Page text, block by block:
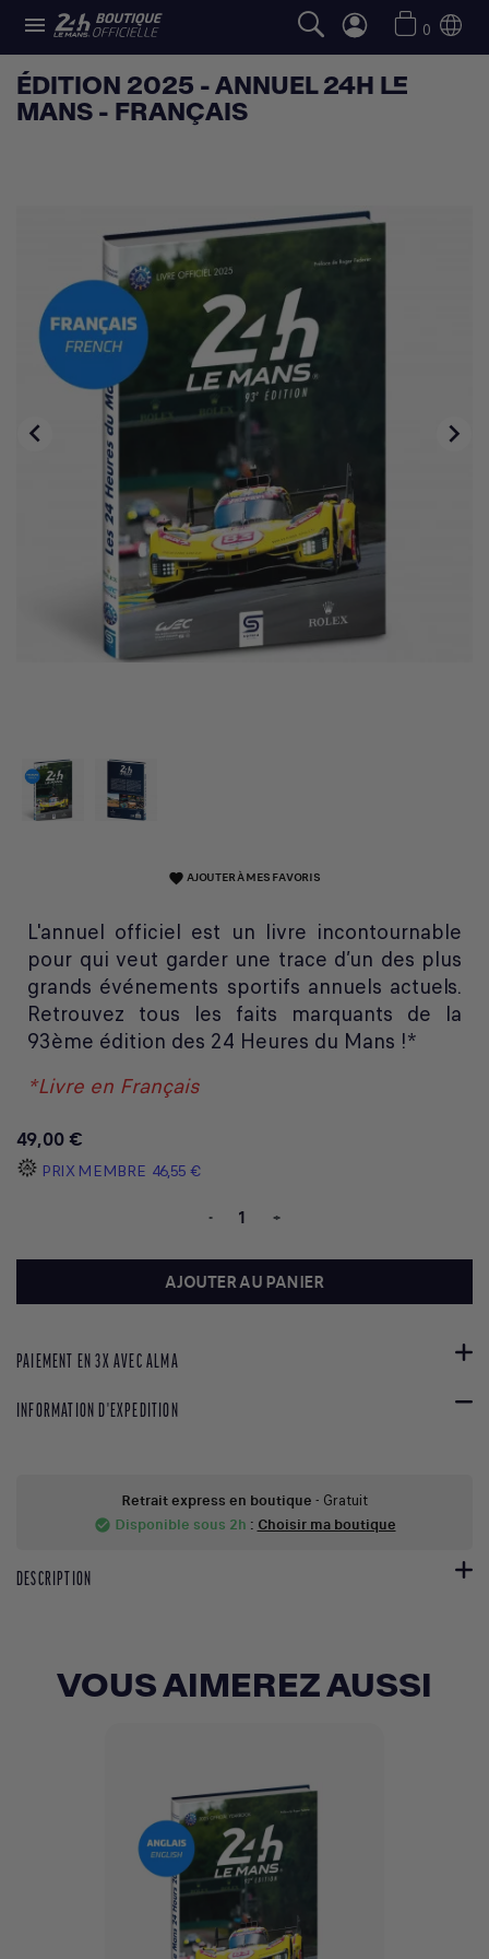
 0
ÉDITION 2025 - ANNUEL 24H LE
MANS - FRANÇAIS
 
favorite AJOUTER À MES FAVORIS
L'annuel officiel est un livre incontournable
pour qui veut garder une trace d’un des plus
grands événements sportifs annuels actuels.
Retrouvez tous les faits marquants de la
93ème édition des 24 Heures du Mans !*
*Livre en Français
49,00 €
PRIX MEMBRE 46,55 €
- +
AJOUTER AU PANIER
PAIEMENT EN 3X AVEC ALMA
INFORMATION D'EXPEDITION
Retrait express en boutique - Gratuit
check_circle Disponible sous 2h : Choisir ma boutique
DESCRIPTION
VOUS AIMEREZ AUSSI